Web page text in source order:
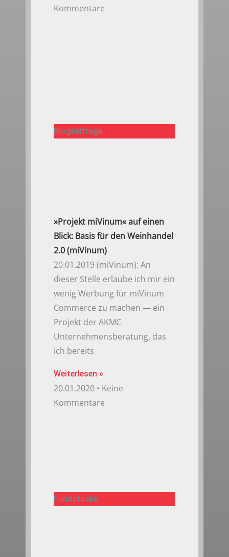
Kommentare
Blogbeiträge
»Projekt miVinum« auf einen
Blick: Basis für den Weinhandel
2.0 (miVinum)
20.01.2019 (miVinum): An
dieser Stelle erlaube ich mir ein
wenig Werbung für miVinum
Commerce zu machen — ein
Projekt der AKMC
Unternehmensberatung, das
ich bereits
Weiterlesen »
20.01.2020
Keine
Kommentare
Fundstücke